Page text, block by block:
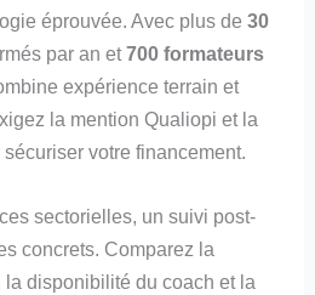
éprouvée. Avec plus de30
par an et700 formateurs
expérience terrain et
la mention Qualiopi et la
votre financement.
sectorielles, un suivi post-
concrets. Comparez la
disponibilité du coach et la